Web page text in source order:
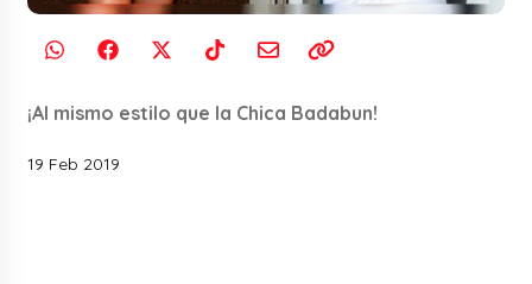
¡Al mismo estilo que la Chica Badabun!
19 Feb 2019